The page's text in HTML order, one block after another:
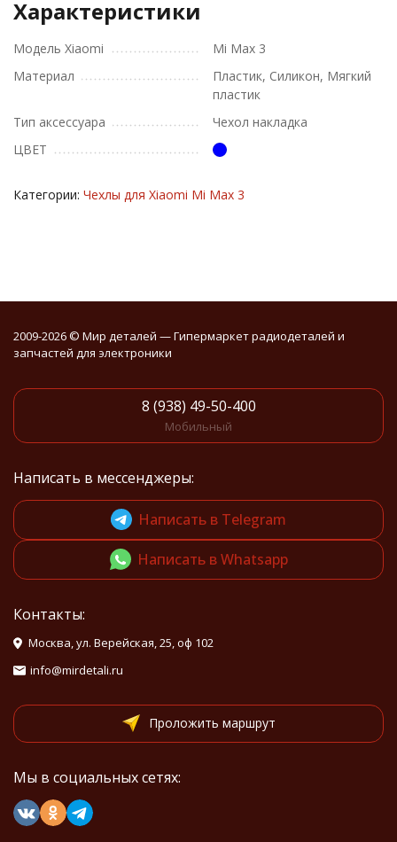
Характеристики
Модель Xiaomi
Mi Max 3
Материал
Пластик, Силикон, Мягкий
пластик
Тип аксессуара
Чехол накладка
ЦВЕТ
Категории: Чехлы для Xiaomi Mi Max 3
2009-2026 © Мир деталей — Гипермаркет радиодеталей и
запчастей для электроники
8 (938) 49-50-400
Мобильный
Написать в мессенджеры:
Написать в Telegram
Написать в Whatsapp
Контакты:
Москва, ул. Верейская, 25, оф 102
info@mirdetali.ru
Проложить маршрут
Мы в социальных сетях: